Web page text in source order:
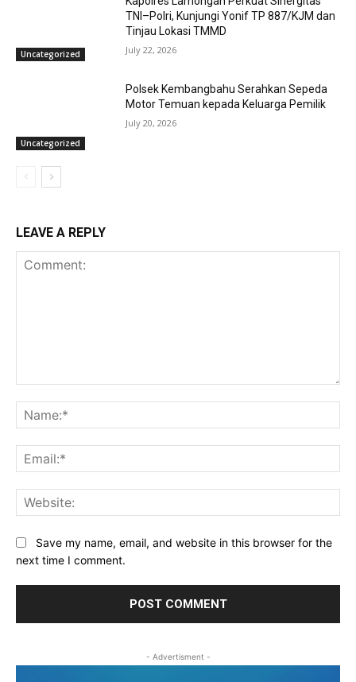
Uncategorized
TNI–Polri, Kunjungi Yonif TP 887/KJM dan
Tinjau Lokasi TMMD
July 22, 2026
Uncategorized
Polsek Kembangbahu Serahkan Sepeda
Motor Temuan kepada Keluarga Pemilik
July 20, 2026
LEAVE A REPLY
Save my name, email, and website in this browser for the
next time I comment.
- Advertisment -